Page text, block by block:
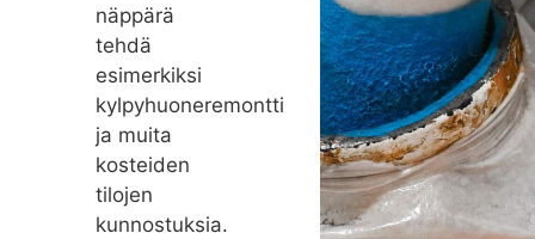
näppärä
tehdä
esimerkiksi
kylpyhuoneremontti
ja muita
kosteiden
tilojen
kunnostuksia.